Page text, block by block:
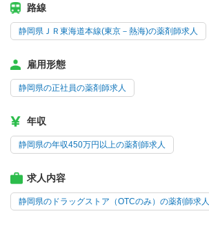
路線
静岡県ＪＲ東海道本線(東京－熱海)の薬剤師求人
雇用形態
静岡県の正社員の薬剤師求人
年収
静岡県の年収450万円以上の薬剤師求人
求人内容
静岡県のドラッグストア（OTCのみ）の薬剤師求人